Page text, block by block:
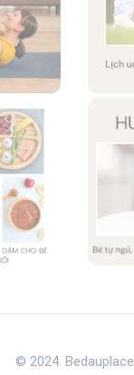
© 2024. Bedauplace